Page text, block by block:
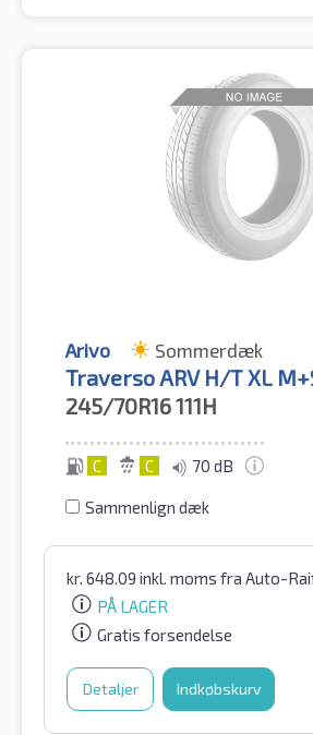
Arivo Sommerdæk
Traverso ARV H/T XL
245/70R16111H
C C 70 dB
Sammenlign dæk
kr. 648.09 inkl. moms fra Auto-
PÅ LAGER
Gratis forsendelse
Detaljer Indkøbskurv